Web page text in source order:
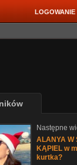
LOGOWANIE
Następne
ALANYA W
KĄPIEL w
kurtka?